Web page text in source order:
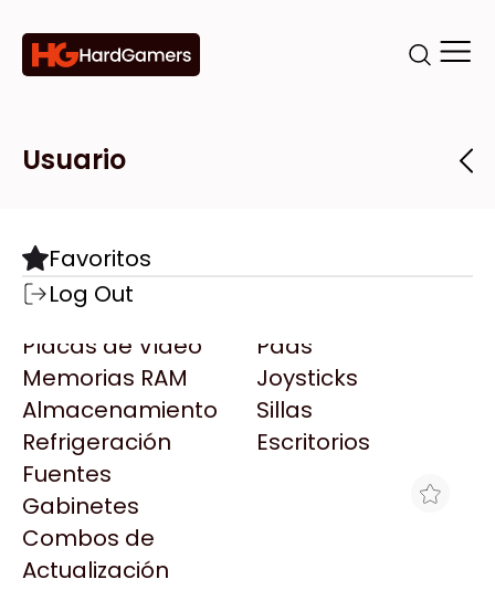
Categorías
Componentes
Motherboards
Microprocesadores
Placas de Video
Memorias RAM
Almacenamiento
Refrigeración
Fuentes
Gabinetes
Combos de
Actualización
Pads
Joysticks
Sillas
Escritorios
Marcas
Todas las Marcas
AMD
AULA
Acer
Adata
AeroCool
Antec
Arkham
Asrock
Tiendas
Destacadas
Usuario
Favoritos
Log Out
PC CX AMD ATHLON
3000G+16G+SSD480 (ASUS)